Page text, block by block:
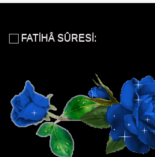
FATİHÂ SÛRESİ: